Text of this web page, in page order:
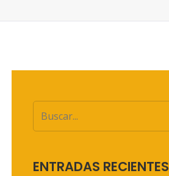
ENTRADAS RECIENTES